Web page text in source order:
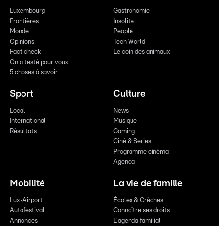
Luxembourg
Frontières
Monde
Opinions
Fact check
On a testé pour vous
5 choses à savoir
Gastronomie
Insolite
People
Tech World
Le coin des animaux
Sport
Local
International
Résultats
Culture
News
Musique
Gaming
Ciné & Series
Programme cinéma
Agenda
Mobilité
Lux-Airport
Autofestival
Annonces
La vie de famille
Écoles & Crèches
Connaître ses droits
L'agenda familial